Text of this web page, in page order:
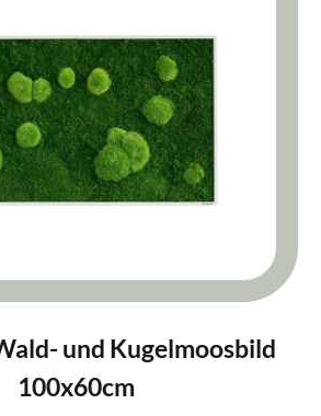
und Kugelmoosbild
100x60cm